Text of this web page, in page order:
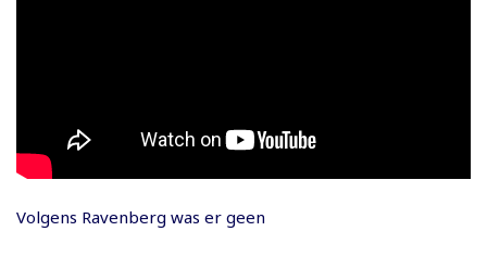
Volgens Ravenberg was er geen